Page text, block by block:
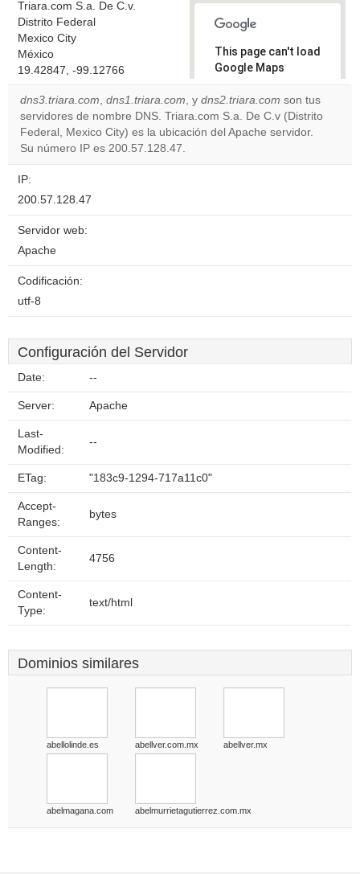
Triara.com S.a. De C.v.
Distrito Federal
Mexico City
México
19.42847, -99.12766
This page can't load
Google Maps
correctly.
Do you
own this
OK
dns3.triara.com, dns1.triara.com, y dns2.triara.com son tus
servidores de nombre DNS. Triara.com S.a. De C.v (Distrito
Federal, Mexico City) es la ubicación del Apache servidor.
Su número IP es 200.57.128.47.
IP:
200.57.128.47
Servidor web:
Apache
Codificación:
utf-8
Configuración del Servidor
Date: --
Server: Apache
Last-
Modified:
--
ETag: "183c9-1294-717a11c0"
Accept-
Ranges:
bytes
Content-
Length:
4756
Content-
Type:
text/html
Dominios similares
abellolinde.es abellver.com.mx abellver.mx
abelmagana.com abelmurrietagutierrez.com.mx